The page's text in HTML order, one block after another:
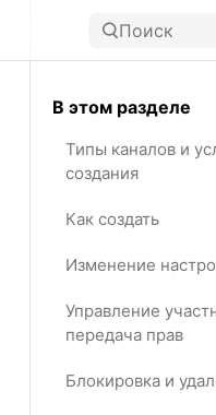
В этом разделе
Типы каналов и
создания
Как создать
Изменение
Управление
передача прав
Блокировка и